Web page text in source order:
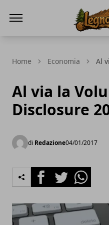
Home Economia Al
Al via la
Disclosure
di Redazione04/01/2017
FacebookTwitterWhatsapp